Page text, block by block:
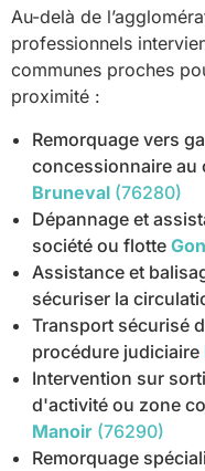
Au-delà de
professionnels
communes proches
proximité :
Remorquage vers
concessionnaire au
Bruneval (76280)
Dépannage et
société ou flotte
Assistance et
sécuriser la
Transport sécurisé
procédure judiciaire
Intervention sur
d'activité ou zone
Manoir (76290)
Remorquage